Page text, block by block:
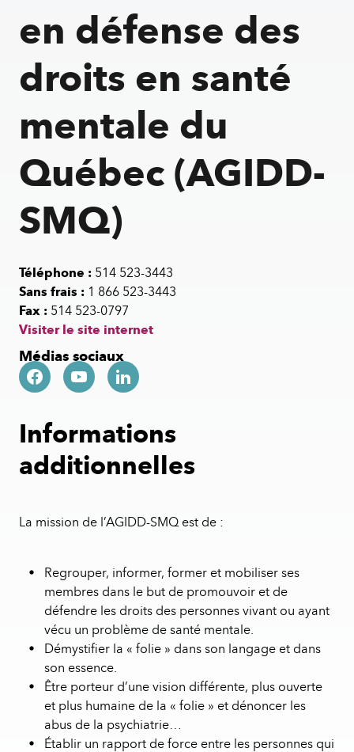
santé
du
Québec
SMQ)
en défense des
droits en santé
mentale du
Québec (AGIDD-
SMQ)
Téléphone : 514 523-3443
Sans frais : 1 866 523-3443
Fax : 514 523-0797
Visiter le site internet
Médias sociaux
Informations
additionnelles
La mission de l’AGIDD-SMQ est de :
Regrouper, informer, former et mobiliser ses
membres dans le but de promouvoir et de
défendre les droits des personnes vivant ou ayant
vécu un problème de santé mentale.
Démystifier la « folie » dans son langage et dans
son essence.
Être porteur d’une vision différente, plus ouverte
et plus humaine de la « folie » et dénoncer les
abus de la psychiatrie…
Établir un rapport de force entre les personnes qui